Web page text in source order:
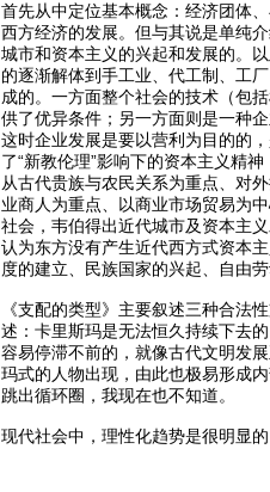
首先从中定位基本概念：经济团体
西方经济的发展。但与其说是单纯
城市和资本主义的兴起和发展的。
的逐渐解体到手工业、代工制、工
成的。一方面整个社会的技术（包
供了优异条件；另一方面则是一种
这时企业发展是要以营利为目的的
了“新教伦理”影响下的资本主义精
从古代贵族与农民关系为重点、对
业商人为重点、以商业市场贸易为
社会，韦伯得出近代城市及资本主
认为东方没有产生近代西方式资本
度的建立、民族国家的兴起、自由
《支配的类型》主要叙述三种合法
述：卡里斯玛是无法恒久持续下去
容易停滞不前的，就像古代文明发
玛式的人物出现，由此也极易形成
跳出循环圈，我现在也不知道。
现代社会中，理性化趋势是很明显